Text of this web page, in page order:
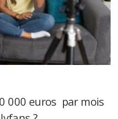
000 euros par mois